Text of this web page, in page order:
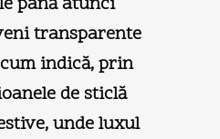
transparente
indică, prin
de sticlă
unde luxul